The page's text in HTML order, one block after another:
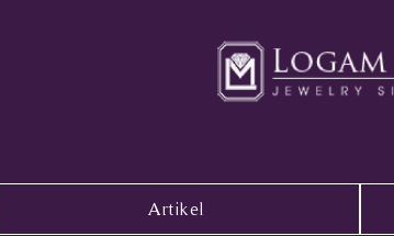
Artikel